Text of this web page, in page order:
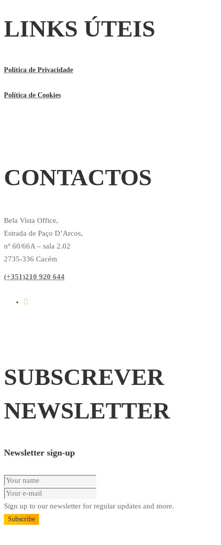
LINKS ÚTEIS
Política de Privacidade
Política de Cookies
CONTACTOS
Bela Vista Office,
Estrada de Paço D’Arcos,
nº 60/66A – sala 2.02
2735-336 Cacém
(+351)210 920 644
SUBSCREVER
NEWSLETTER
Newsletter sign-up
Sign up to our newsletter for regular updates and more.
Subscribe